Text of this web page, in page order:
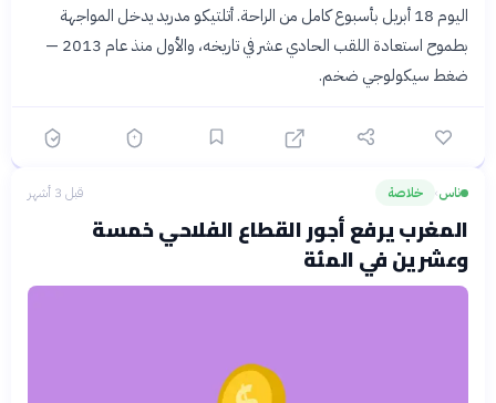
اليوم 18 أبريل بأسبوع كامل من الراحة. أتلتيكو مدريد يدخل المواجهة
بطموح استعادة اللقب الحادي عشر في تاريخه، والأول منذ عام 2013 —
ضغط سيكولوجي ضخم.
ناس› خلاصة قبل 3 أشهر
المغرب يرفع أجور القطاع الفلاحي خمسة
وعشرين في المئة